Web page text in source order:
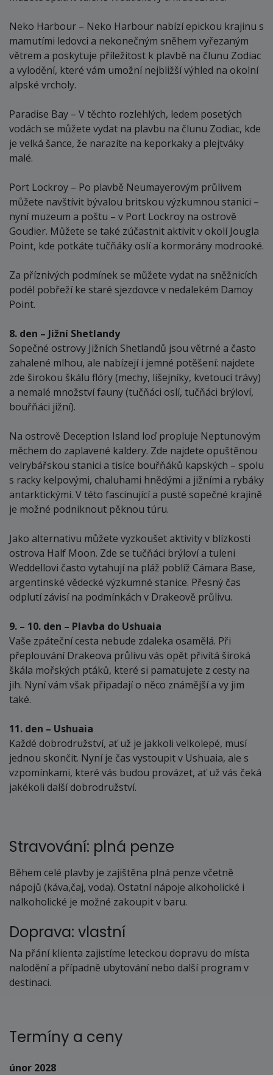
Neko Harbour – Neko Harbour nabízí epickou krajinu s
mamutími ledovci a nekonečným sněhem vyřezaným
větrem a poskytuje příležitost k plavbě na člunu Zodiac
a vylodění, které vám umožní nejbližší výhled na okolní
alpské vrcholy.
Paradise Bay – V těchto rozlehlých, ledem posetých
vodách se můžete vydat na plavbu na člunu Zodiac, kde
je velká šance, že narazíte na keporkaky a plejtváky
malé.
Port Lockroy – Po plavbě Neumayerovým průlivem
můžete navštívit bývalou britskou výzkumnou stanici –
nyní muzeum a poštu – v Port Lockroy na ostrově
Goudier. Můžete se také zúčastnit aktivit v okolí Jougla
Point, kde potkáte tučňáky oslí a kormorány modrooké.
Za příznivých podmínek se můžete vydat na sněžnicích
podél pobřeží ke staré sjezdovce v nedalekém Damoy
Point.
8. den – Jižní Shetlandy
Sopečné ostrovy Jižních Shetlandů jsou větrné a často
zahalené mlhou, ale nabízejí i jemné potěšení: najdete
zde širokou škálu flóry (mechy, lišejníky, kvetoucí trávy)
a nemalé množství fauny (tučňáci oslí, tučňáci brýloví,
bouřňáci jižní).
Na ostrově Deception Island loď propluje Neptunovým
měchem do zaplavené kaldery. Zde najdete opuštěnou
velrybářskou stanici a tisíce bouřňáků kapských – spolu
s racky kelpovými, chaluhami hnědými a jižními a rybáky
antarktickými. V této fascinující a pusté sopečné krajině
je možné podniknout pěknou túru.
Jako alternativu můžete vyzkoušet aktivity v blízkosti
ostrova Half Moon. Zde se tučňáci brýloví a tuleni
Weddellovi často vytahují na pláž poblíž Cámara Base,
argentinské vědecké výzkumné stanice. Přesný čas
odplutí závisí na podmínkách v Drakeově průlivu.
9. – 10. den – Plavba do Ushuaia
Vaše zpáteční cesta nebude zdaleka osamělá. Při
přeplouvání Drakeova průlivu vás opět přivítá široká
škála mořských ptáků, které si pamatujete z cesty na
jih. Nyní vám však připadají o něco známější a vy jim
také.
11. den – Ushuaia
Každé dobrodružství, ať už je jakkoli velkolepé, musí
jednou skončit. Nyní je čas vystoupit v Ushuaia, ale s
vzpomínkami, které vás budou provázet, ať už vás čeká
jakékoli další dobrodružství.
Stravování: plná penze
Během celé plavby je zajištěna plná penze včetně
nápojů (káva,čaj, voda). Ostatní nápoje alkoholické i
nalkoholické je možné zakoupit v baru.
Doprava: vlastní
Na přání klienta zajistíme leteckou dopravu do místa
nalodění a případně ubytování nebo další program v
destinaci.
Termíny a ceny
únor 2028